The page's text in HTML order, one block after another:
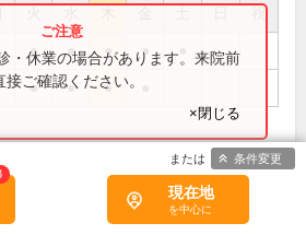
祝
● ● ● ●
● ● ●
・休業の場合があります。来院前
ご確認ください。
×閉じる
あり
現在地
条件変更